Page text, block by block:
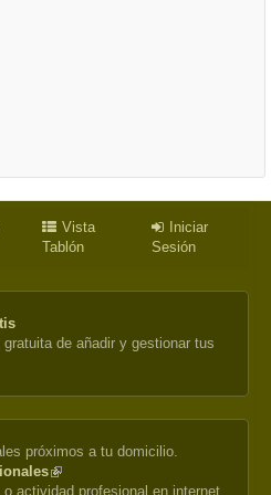
Vista
Tablón
Iniciar
Sesión
de añadir y gestionar tus
próximos a tu domicilio.
(link
is
actividad profesional en internet.